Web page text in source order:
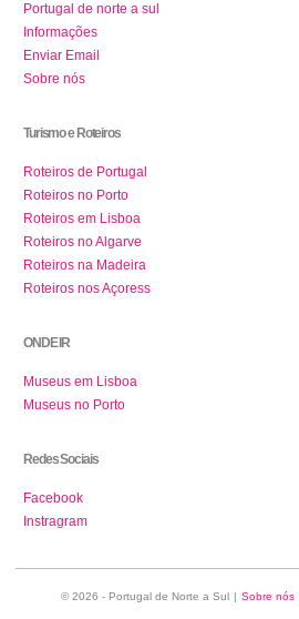
Portugal de norte a sul
Informações
Enviar Email
Sobre nós
Turismo e Roteiros
Roteiros de Portugal
Roteiros no Porto
Roteiros em Lisboa
Roteiros no Algarve
Roteiros na Madeira
Roteiros nos Açoress
ONDE IR
Museus em Lisboa
Museus no Porto
Redes Sociais
Facebook
Instragram
© 2026 - Portugal de Norte a Sul | Sobre nós